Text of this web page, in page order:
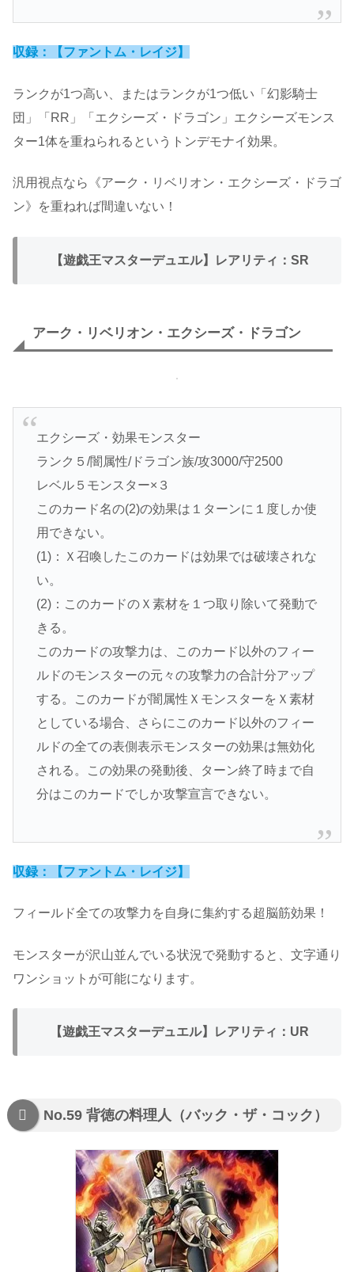
収録：【ファントム・レイジ】
ランクが1つ高い、またはランクが1つ低い「幻影騎士
団」「RR」「エクシーズ・ドラゴン」エクシーズモンス
ター1体を重ねられるというトンデモナイ効果。
汎用視点なら《アーク・リベリオン・エクシーズ・ドラゴ
ン》を重ねれば間違いない！
【遊戯王マスターデュエル】レアリティ：SR
アーク・リベリオン・エクシーズ・ドラゴン
エクシーズ・効果モンスター
ランク５/闇属性/ドラゴン族/攻3000/守2500
レベル５モンスター×３
このカード名の(2)の効果は１ターンに１度しか使
用できない。
(1)：Ｘ召喚したこのカードは効果では破壊されな
い。
(2)：このカードのＸ素材を１つ取り除いて発動で
きる。
このカードの攻撃力は、このカード以外のフィー
ルドのモンスターの元々の攻撃力の合計分アップ
する。このカードが闇属性ＸモンスターをＸ素材
としている場合、さらにこのカード以外のフィー
ルドの全ての表側表示モンスターの効果は無効化
される。この効果の発動後、ターン終了時まで自
分はこのカードでしか攻撃宣言できない。
収録：【ファントム・レイジ】
フィールド全ての攻撃力を自身に集約する超脳筋効果！
モンスターが沢山並んでいる状況で発動すると、文字通り
ワンショットが可能になります。
【遊戯王マスターデュエル】レアリティ：UR
No.59 背徳の料理人（バック・ザ・コック）